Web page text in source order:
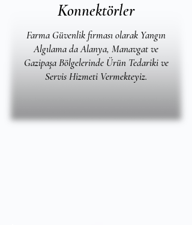
Konnektörler
Farma Güvenlik firması olarak Yangın
Algılama da Alanya, Manavgat ve
Gazipaşa Bölgelerinde Ürün Tedariki ve
Servis Hizmeti Vermekteyiz.